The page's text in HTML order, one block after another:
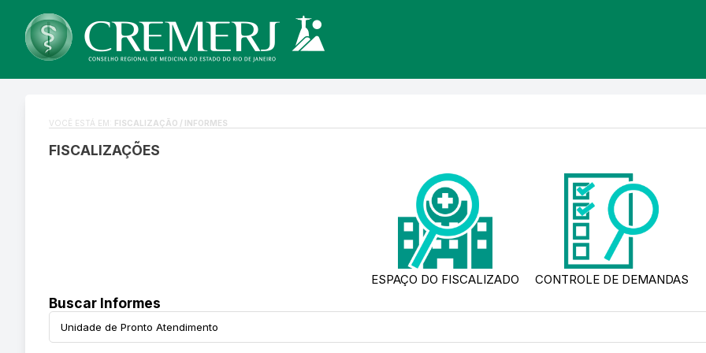
VOCÊ ESTÁ EM: FISCALIZAÇÃO / INFORMES
FISCALIZAÇÕES
ESPAÇO DO FISCALIZADO CONTROLE DE DEMANDAS
Buscar Informes